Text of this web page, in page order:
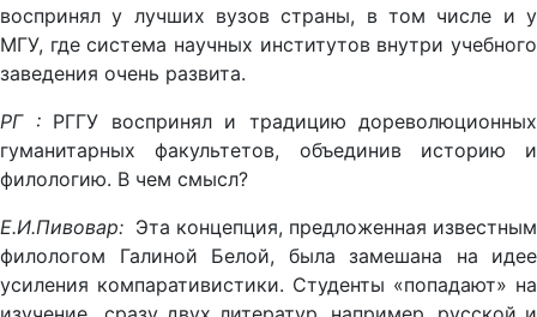
воспринял у лучших вузов страны, в том числе и у
МГУ, где система научных институтов внутри учебного
заведения очень развита.
РГ :РГГУ воспринял и традицию дореволюционных
гуманитарных факультетов, объединив историю и
филологию. В чем смысл?
Е.И.Пивовар: Эта концепция, предложенная известным
филологом Галиной Белой, была замешана на идее
усиления компаративистики. Студенты «попадают» на